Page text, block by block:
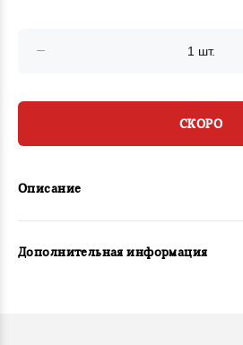
СКОРО
Описание
Дополнительная информация